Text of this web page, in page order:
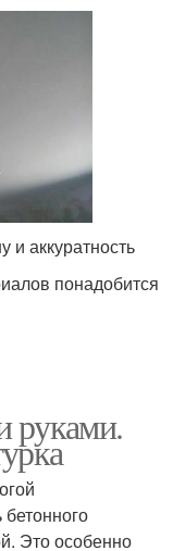
и аккуратность
понадобится
руками.
Это особенно